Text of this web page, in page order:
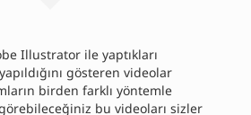
Illustrator ile yaptıkları
gösteren videolar
birden farklı yöntemle
bu videoları sizler